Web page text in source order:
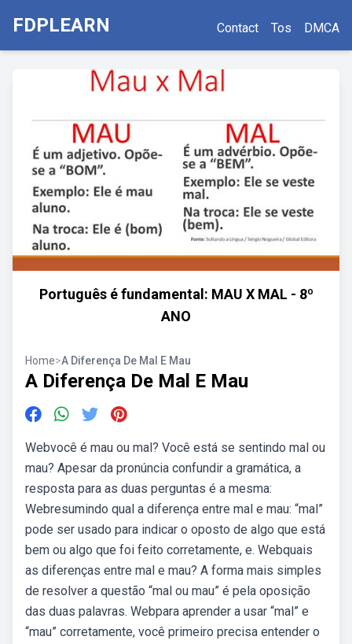
FDPLEARN Contact Tos DMCA
Português é fundamental: MAU X MAL - 8º
ANO
Home>A Diferença De Mal E Mau
A Diferença De Mal E Mau
Webvocê é mau ou mal? Você está se sentindo mal ou
mau? Apesar da pronúncia confundir a gramática, a
resposta para as duas perguntas é a mesma:
Webresumindo qual a diferença entre mal e mau: “mal”
pode ser usado para indicar o oposto de algo que está
bem ou algo que foi feito corretamente, e. Webquais
as diferenças entre mal e mau? A forma mais simples
de resolver a questão “mal ou mau” é pela oposição
das duas palavras. Webpara aprender a usar “mal” e
“mau” corretamente, você primeiro precisa entender o